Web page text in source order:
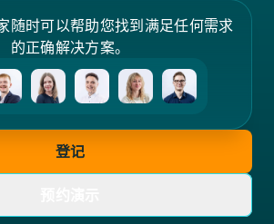
随时可以帮助您找到满足任何需求
的正确解决方案。
登记